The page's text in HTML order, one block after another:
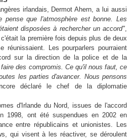
irlandais, Dermot Ahern, a lui aussi
pense que l'atmosphère est bonne. Les
disposées à rechercher un accord",
la première fois depuis plus de deux
réunissaient.
Les pourparlers pourraient
sur la direction de la police et de la
des compromis. Ce qu'il nous faut, ce
les parties d'avancer. Nous pensons
déclaré le chef de la diplomatie
d'Irlande du Nord, issues de l'accord
1998, ont été suspendues en 2002 en
entre républicains et unionistes. Les
qui visent à les réactiver, se déroulent